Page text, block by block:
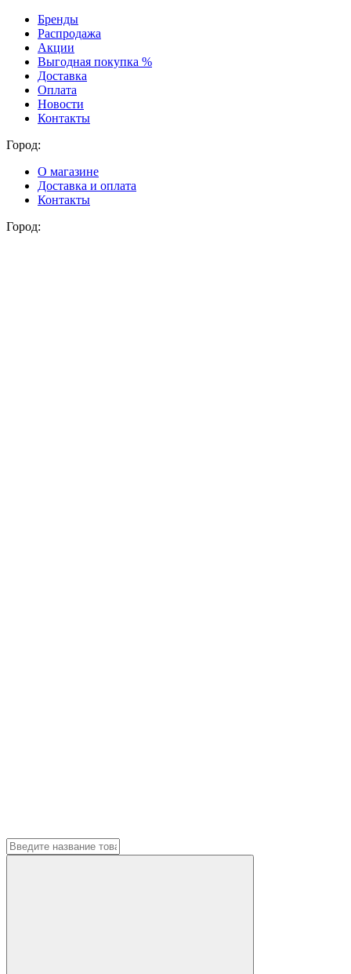
Бренды
Распродажа
Акции
Выгодная покупка %
Доставка
Оплата
Новости
Контакты
Город:
О магазине
Доставка и оплата
Контакты
Город: